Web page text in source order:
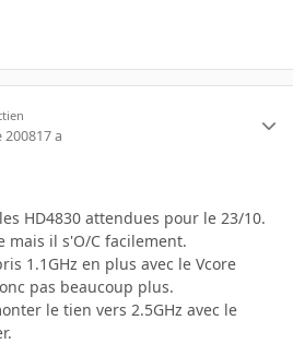
200817 a
HD4830 attendues pour le 23/10.
mais il s'O/C facilement.
1.1GHz en plus avec le Vcore
pas beaucoup plus.
le tien vers 2.5GHz avec le